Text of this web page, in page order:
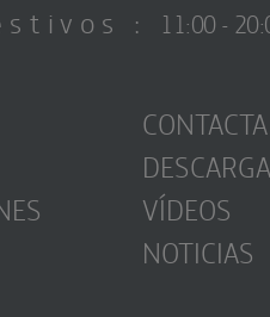
: 11:00 -
CONTACTA
VÍDEOS
NOTICIAS